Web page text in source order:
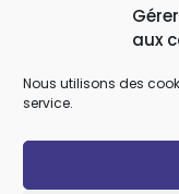
aux
Nous utilisons des
service.
Action solidaire